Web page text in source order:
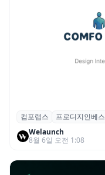
컴포랩스, 프로
드 투자 유치
컴포랩스 프로디지인베
Welaunch
8월 6일 오전 1:08